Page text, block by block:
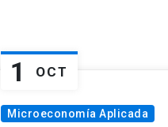
1 OCT
Microeconomía Aplicada